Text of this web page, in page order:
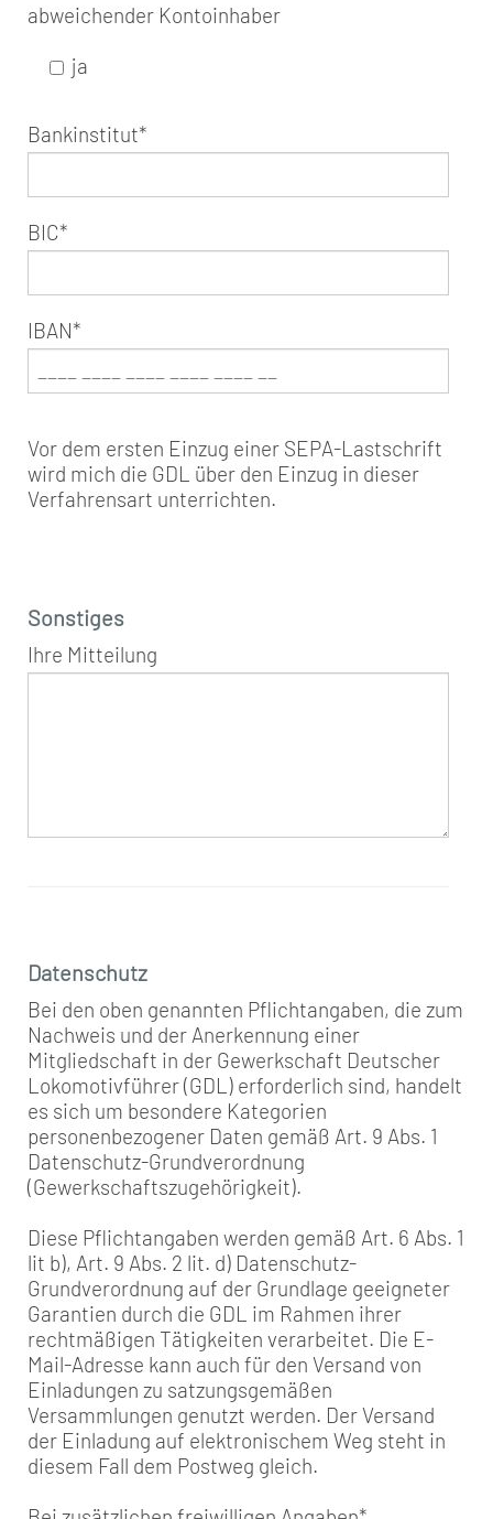
abweichender Kontoinhaber
ja
Bankinstitut*
BIC*
IBAN*
Vor dem ersten Einzug einer SEPA-Lastschrift
wird mich die GDL über den Einzug in dieser
Verfahrensart unterrichten.
Sonstiges
Ihre Mitteilung
Datenschutz
Bei den oben genannten Pflichtangaben, die zum
Nachweis und der Anerkennung einer
Mitgliedschaft in der Gewerkschaft Deutscher
Lokomotivführer (GDL) erforderlich sind, handelt
es sich um besondere Kategorien
personenbezogener Daten gemäß Art. 9 Abs. 1
Datenschutz-Grundverordnung
(Gewerkschaftszugehörigkeit).
Diese Pflichtangaben werden gemäß Art. 6 Abs. 1
lit b), Art. 9 Abs. 2 lit. d) Datenschutz-
Grundverordnung auf der Grundlage geeigneter
Garantien durch die GDL im Rahmen ihrer
rechtmäßigen Tätigkeiten verarbeitet. Die E-
Mail-Adresse kann auch für den Versand von
Einladungen zu satzungsgemäßen
Versammlungen genutzt werden. Der Versand
der Einladung auf elektronischem Weg steht in
diesem Fall dem Postweg gleich.